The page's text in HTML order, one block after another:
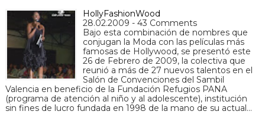
HollyFashionWood
28.02.2009 - 43 Comments
Bajo esta combinación de nombres que
conjugan la Moda con las películas más
famosas de Hollywood, se presentó este
26 de Febrero de 2009, la colectiva que
reunió a más de 27 nuevos talentos en el
Salón de Convenciones del Sambil
Valencia en beneficio de la Fundación Refugios PANA
(programa de atención al niño y al adolescente), institución
sin fines de lucro fundada en 1998 de la mano de su actual…